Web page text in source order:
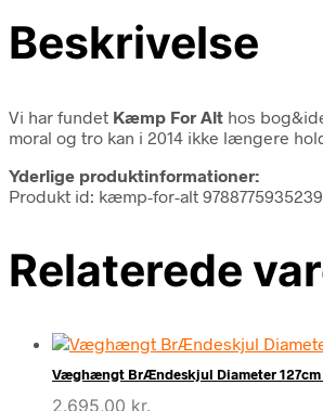
Beskrivelse
Vi har fundet Kæmp For Alt hos
moral og tro kan i 2014 ikke længere
Yderlige produktinformationer:
Produkt id: kæmp-for-alt 9788775935239
Relaterede
Væghængt BrÆndeskjul Diameter 127cm
2.695,00 kr.